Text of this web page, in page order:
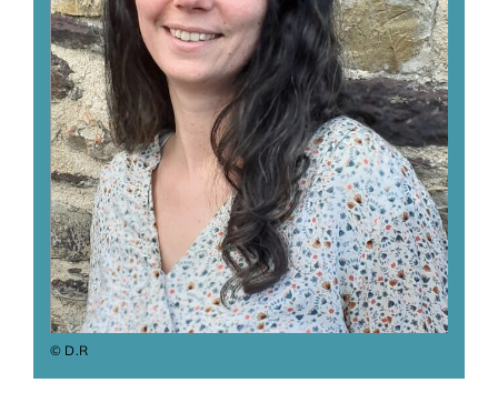
Bénévoles
Adhésions
Archives
Contact
© D.R